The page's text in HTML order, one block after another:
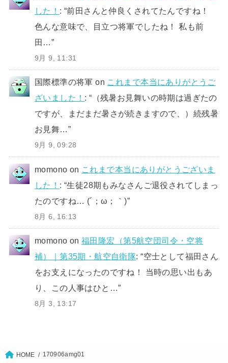
した！ : “前田さんと仲良くされてたんですね！
色んな意味で、目立つ将軍でしたね！ 私も前
田…”
9月 9, 11:31
国際標準の将軍 on これまで本当にありがとうご
ざいました！ : “ （残暑お見舞いの時期は過ぎたの
ですが、まだまだ暑さが続きますので、）続残暑
お見舞…”
9月 9, 09:28
momono on これまで本当にありがとうございま
した！ : “生徒28期もみなさんご退役されてしまっ
たのですね… (´；ω；｀)”
8月 6, 16:13
momono on福田隆宏（第5航空団司令・空将
補）｜第35期・航空自衛隊: “空士として福田さん
をお支えになったのですね！ 当時の思い出もあ
り、この人事はひと…”
8月 3, 13:17
HOME 170906amg01